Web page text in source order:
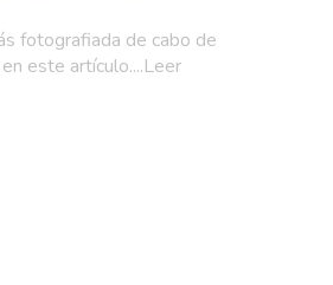
fotografiada de cabo de
este artículo....Leer